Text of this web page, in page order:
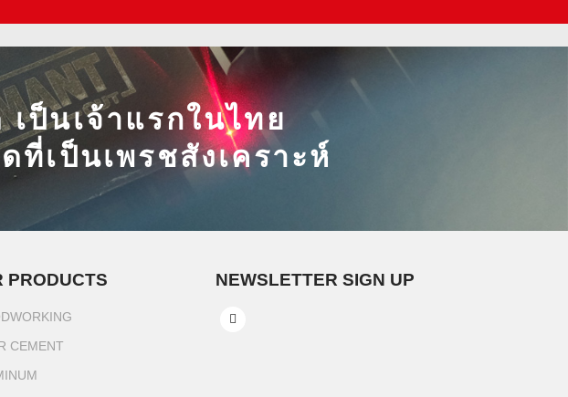
ป็นเจ้าแรกในไทย
ที่เป็นเพรชสังเคราะห์
PRODUCTS
CEMENT
NEWSLETTER SIGN UP